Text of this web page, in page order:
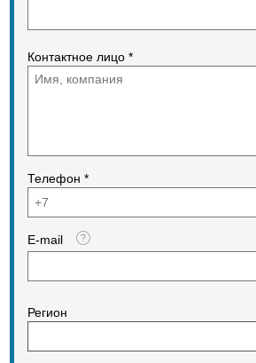
Контактное лицо *
Телефон *
E-mail
Регион